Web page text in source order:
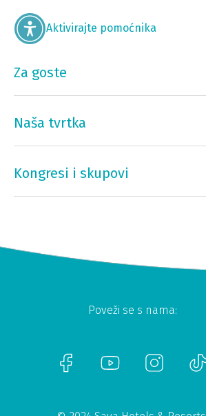
Aktivirajte pomoćnika
Za goste
Naša tvrtka
Kongresi i skupovi
Poveži se s nama: